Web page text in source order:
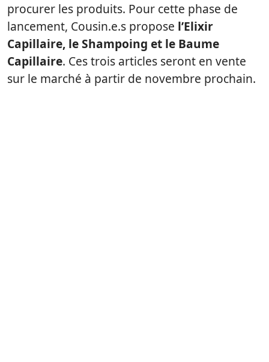
procurer les produits. Pour cette phase de
lancement, Cousin.e.s propose l’Elixir
Capillaire, le Shampoing et le Baume
Capillaire. Ces trois articles seront en vente
sur le marché à partir de novembre prochain.